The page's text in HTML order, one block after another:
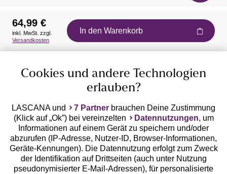
Auszeichnungen
Geprüfte Sicherheit
64,99 €
inkl. MwSt. zzgl.
Versandkosten
In den Warenkorb
Cookies und andere Technologien
erlauben?
LASCANA und 7 Partner brauchen Deine Zustimmung
(Klick auf „Ok”) bei vereinzelten
Datennutzungen, um
Informationen auf einem Gerät zu speichern und/oder
abzurufen (IP-Adresse, Nutzer-ID, Browser-Informationen,
Geräte-Kennungen). Die Datennutzung erfolgt zum Zweck
der Identifikation auf Drittseiten (auch unter Nutzung
pseudonymisierter E-Mail-Adressen), für personalisierte